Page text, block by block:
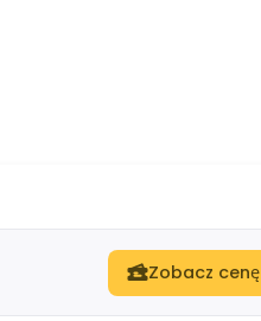
Zobacz cenę